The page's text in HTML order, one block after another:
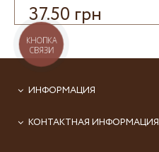
37.50 грн
ИНФОРМАЦИЯ
КОНТАКТНАЯ ИНФОРМАЦИЯ
КНОПКА
СВЯЗИ